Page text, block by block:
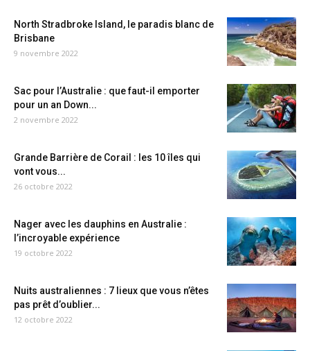
North Stradbroke Island, le paradis blanc de
Brisbane
9 novembre 2022
Sac pour l’Australie : que faut-il emporter
pour un an Down...
2 novembre 2022
Grande Barrière de Corail : les 10 îles qui
vont vous...
26 octobre 2022
Nager avec les dauphins en Australie :
l’incroyable expérience
19 octobre 2022
Nuits australiennes : 7 lieux que vous n’êtes
pas prêt d’oublier...
12 octobre 2022